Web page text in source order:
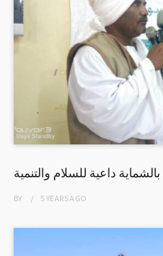
داعية للسلام والتنمية
BY 5 YEARSAGO